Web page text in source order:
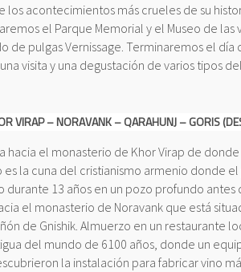
los acontecimientos más crueles de su
el Parque Memorial y el Museo de
de pulgas Vernissage. Terminaremos el día
visita y una degustación de varios tipos
VIRAP – NORAVANK – QARAHUNJ – GORIS
hacia el monasterio de Khor Virap de
es la cuna del cristianismo armenio donde
13 años en un pozo profundo
el monasterio de Noravank que está
de Gnishik. Almuerzo en un restaurante
del mundo de 6100 años, donde un
la instalación para fabricar vino